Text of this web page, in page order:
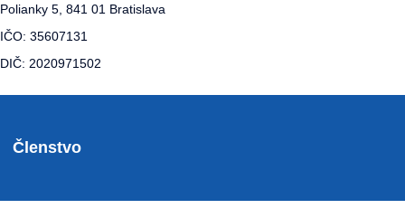
Polianky 5, 841 01 Bratislava
IČO: 35607131
DIČ: 2020971502
Členstvo